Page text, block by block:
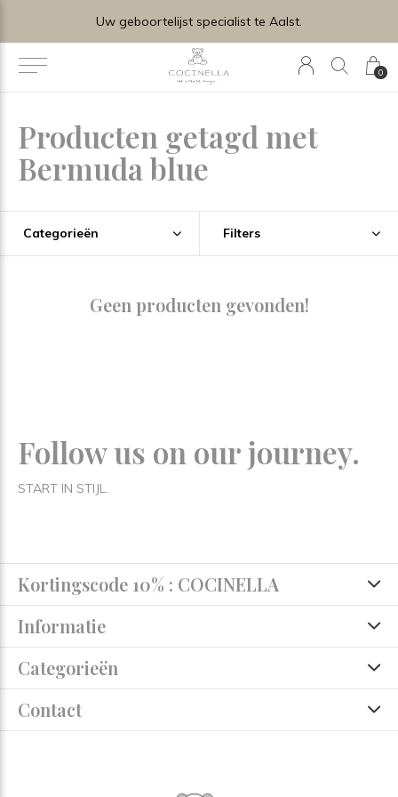
0
Uw geboortelijst specialist te Aalst.
Producten getagd met
Bermuda blue
Categorieën Filters
Geen producten gevonden!
Follow us on our journey.
START IN STIJL.
Kortingscode 10% : COCINELLA
Informatie
Categorieën
Contact